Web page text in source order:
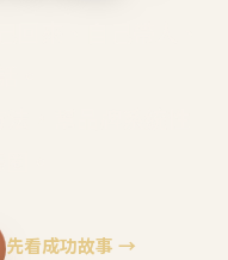
先看成功故事 →